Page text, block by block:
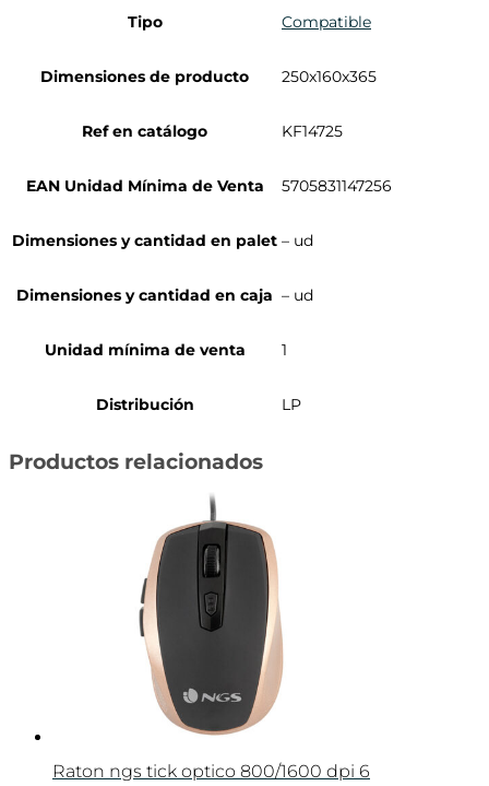
Tipo Compatible
Dimensiones de producto 250x160x365
Ref en catálogo KF14725
EAN Unidad Mínima de Venta 5705831147256
Dimensiones y cantidad en palet – ud
Dimensiones y cantidad en caja – ud
Unidad mínima de venta 1
Distribución LP
Productos relacionados
Raton ngs tick optico 800/1600 dpi 6